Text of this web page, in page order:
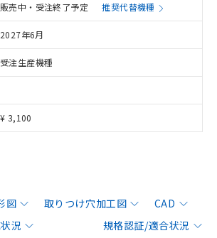
販売中・受注終了予定 推奨代替機種
2027年6月
受注生産機種
¥ 3,100
図 取りつけ穴加工図
CAD
況
規格認証/適合状況